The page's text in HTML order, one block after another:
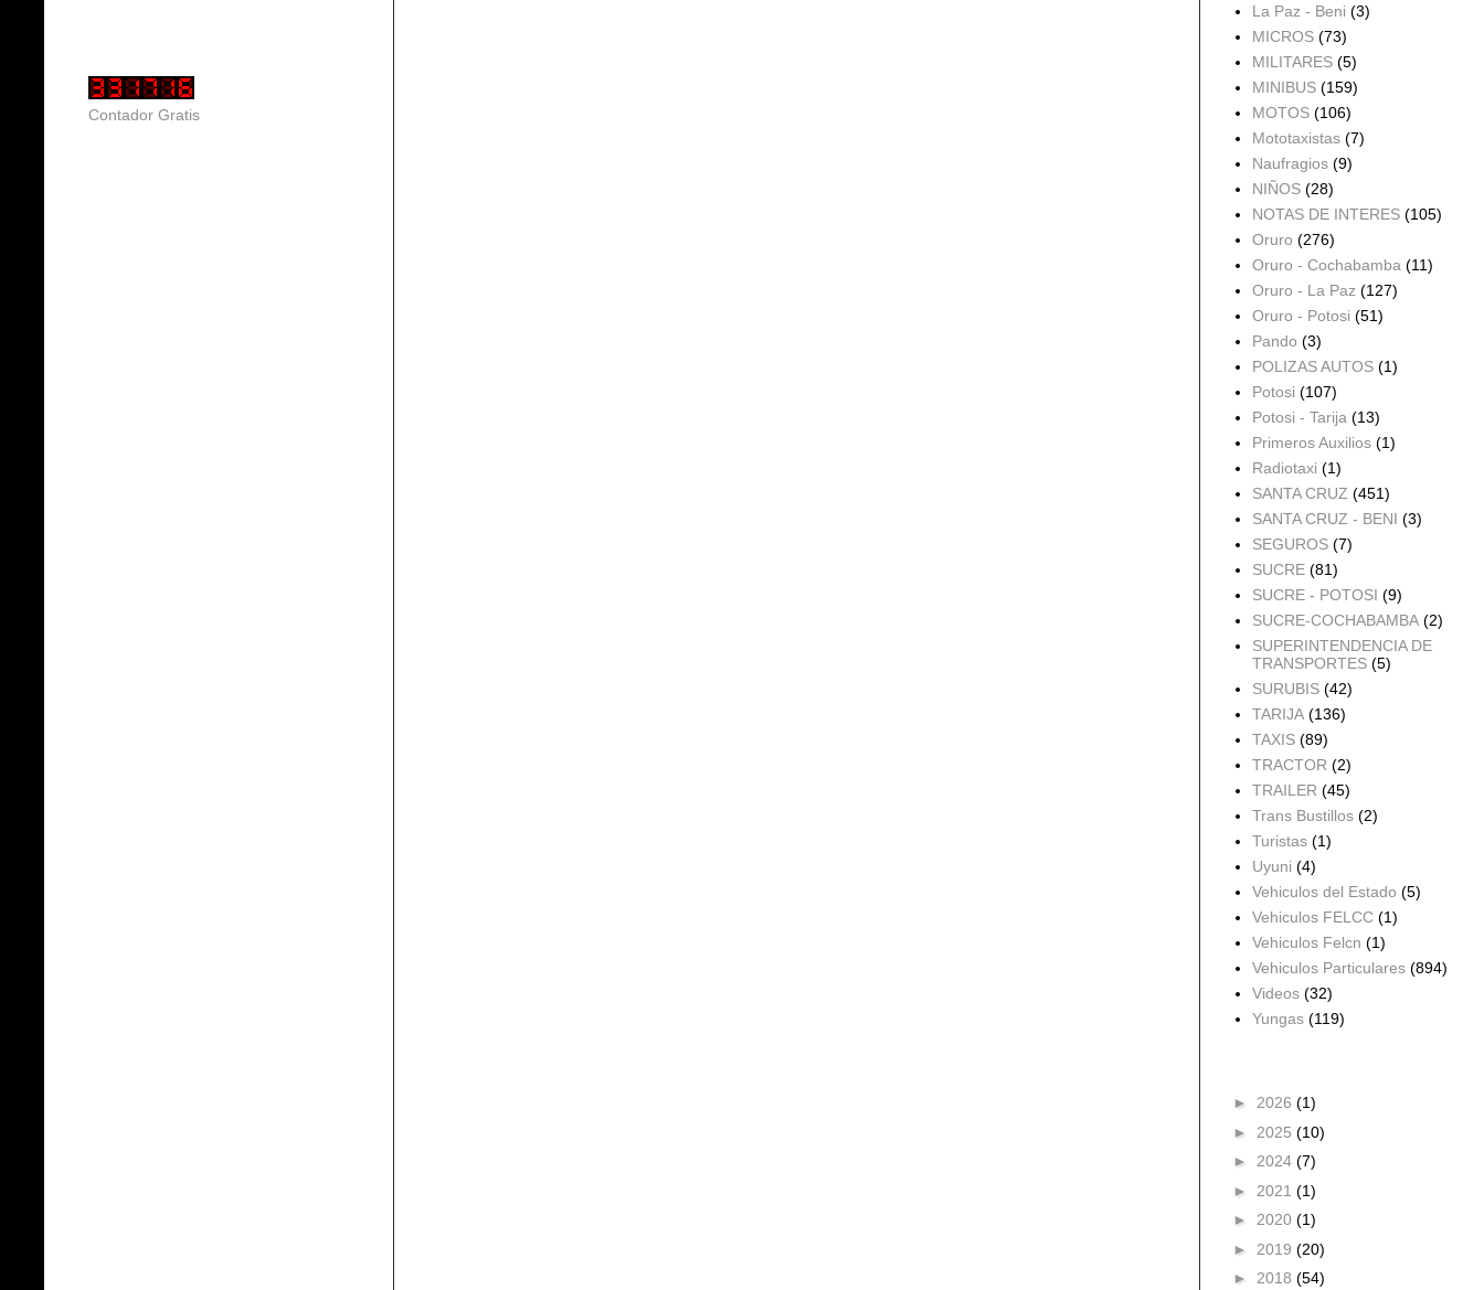
Contador Gratis
La Paz - Beni (3)
MICROS (73)
MILITARES (5)
MINIBUS (159)
MOTOS (106)
Mototaxistas (7)
Naufragios (9)
NIÑOS (28)
NOTAS DE INTERES (105)
Oruro (276)
Oruro - Cochabamba (11)
Oruro - La Paz (127)
Oruro - Potosi (51)
Pando (3)
POLIZAS AUTOS (1)
Potosi (107)
Potosi - Tarija (13)
Primeros Auxilios (1)
Radiotaxi (1)
SANTA CRUZ (451)
SANTA CRUZ - BENI (3)
SEGUROS (7)
SUCRE (81)
SUCRE - POTOSI (9)
SUCRE-COCHABAMBA (2)
SUPERINTENDENCIA DE
TRANSPORTES (5)
SURUBIS (42)
TARIJA (136)
TAXIS (89)
TRACTOR (2)
TRAILER (45)
Trans Bustillos (2)
Turistas (1)
Uyuni (4)
Vehiculos del Estado (5)
Vehiculos FELCC (1)
Vehiculos Felcn (1)
Vehiculos Particulares (894)
Videos (32)
Yungas (119)
► 2026 (1)
► 2025 (10)
► 2024 (7)
► 2021 (1)
► 2020 (1)
► 2019 (20)
► 2018 (54)